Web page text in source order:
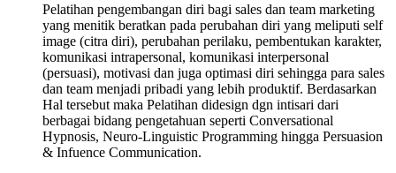
Pelatihan pengembangan diri bagi sales dan team marketing
yang menitik beratkan pada perubahan diri yang meliputi self
image (citra diri), perubahan perilaku, pembentukan karakter,
komunikasi intrapersonal, komunikasi interpersonal
(persuasi), motivasi dan juga optimasi diri sehingga para sales
dan team menjadi pribadi yang lebih produktif. Berdasarkan
Hal tersebut maka Pelatihan didesign dgn intisari dari
berbagai bidang pengetahuan seperti Conversational
Hypnosis, Neuro-Linguistic Programming hingga Persuasion
& Infuence Communication.